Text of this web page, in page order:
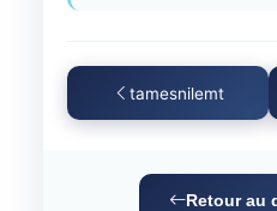
tamesnilemt
Retour au